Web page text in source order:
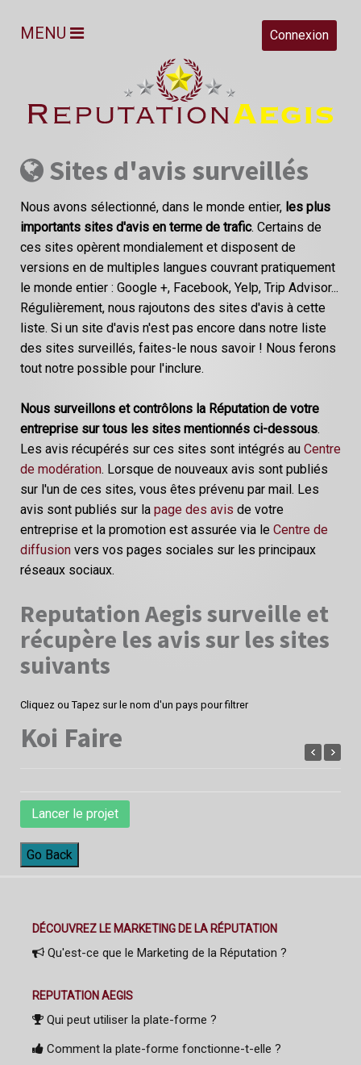
Connexion
MENU
Sites d'avis surveillés
Nous avons sélectionné, dans le monde entier, les plus
importants sites d'avis en terme de trafic. Certains de
ces sites opèrent mondialement et disposent de
versions en de multiples langues couvrant pratiquement
le monde entier : Google +, Facebook, Yelp, Trip Advisor...
Régulièrement, nous rajoutons des sites d'avis à cette
liste. Si un site d'avis n'est pas encore dans notre liste
des sites surveillés, faites-le nous savoir ! Nous ferons
tout notre possible pour l'inclure.
Nous surveillons et contrôlons la Réputation de votre
entreprise sur tous les sites mentionnés ci-dessous.
Les avis récupérés sur ces sites sont intégrés au Centre
de modération. Lorsque de nouveaux avis sont publiés
sur l'un de ces sites, vous êtes prévenu par mail. Les
avis sont publiés sur la page des avis de votre
entreprise et la promotion est assurée via le Centre de
diffusion vers vos pages sociales sur les principaux
réseaux sociaux.
Reputation Aegis surveille et
récupère les avis sur les sites
suivants
Cliquez ou Tapez sur le nom d'un pays pour filtrer
Koi Faire
Lancer le projet
Go Back
DÉCOUVREZ LE MARKETING DE LA RÉPUTATION
Qu'est-ce que le Marketing de la Réputation ?
REPUTATION AEGIS
Qui peut utiliser la plate-forme ?
Comment la plate-forme fonctionne-t-elle ?